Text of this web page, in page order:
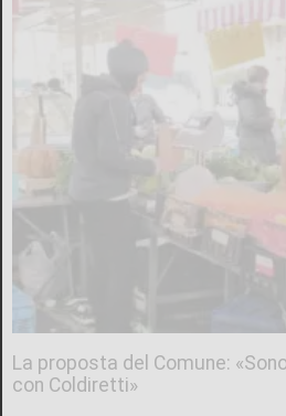
La proposta del Comune:
con Coldiretti»